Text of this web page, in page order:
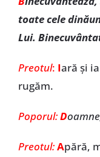
toate cele
Lui.
Preotul: Iară şi
rugăm.
Poporul:D
Preotul:Apără,